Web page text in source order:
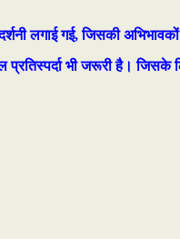
लगाई गई, जिसकी अभिभावकों
भी जरूरी है। जिसके